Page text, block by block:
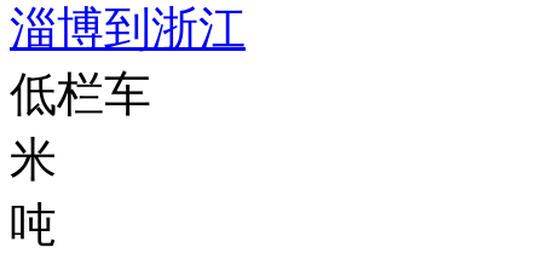
淄博到浙江
低栏车
米
吨